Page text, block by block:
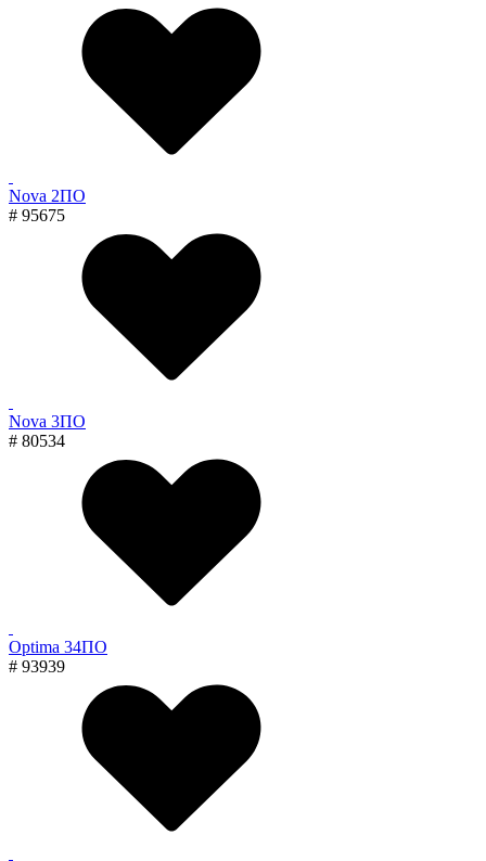
Nova 2ПО
# 95675
Nova 3ПО
# 80534
Optima 34ПО
# 93939